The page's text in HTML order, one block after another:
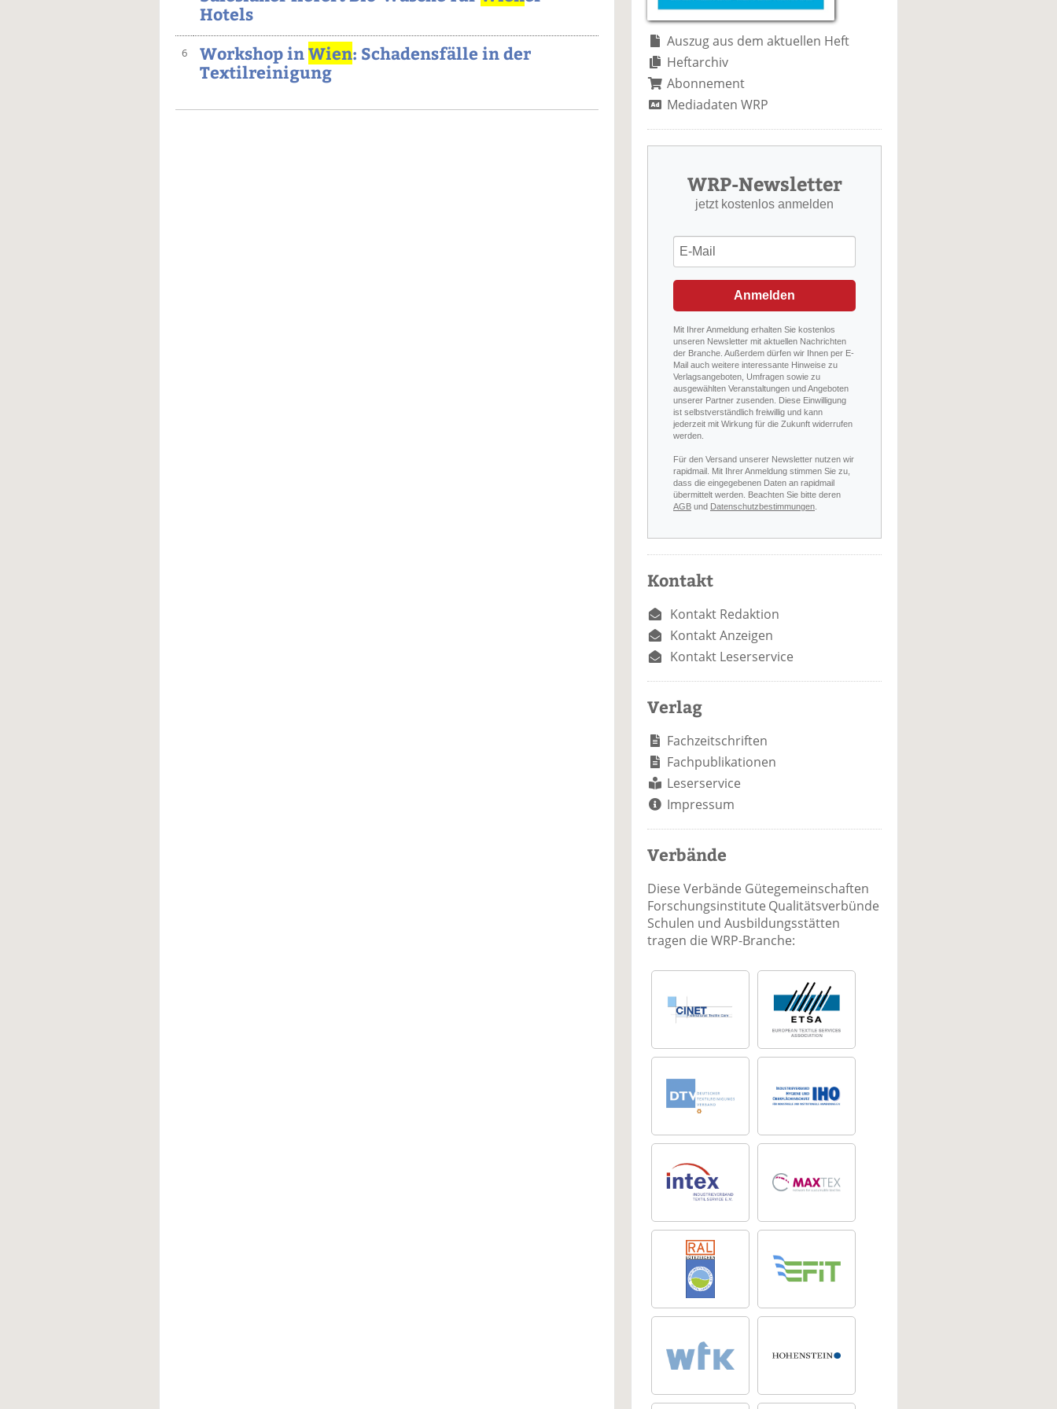
Hotels
6 Workshop inWien: Schadensfälle in der
Textilreinigung
Auszug aus dem aktuellen Heft
Heftarchiv
Abonnement
Mediadaten WRP
WRP-Newsletter
jetzt kostenlos anmelden
Anmelden
Mit Ihrer Anmeldung erhalten Sie kostenlos
unseren Newsletter mit aktuellen Nachrichten
der Branche. Außerdem dürfen wir Ihnen per E-
Mail auch weitere interessante Hinweise zu
Verlagsangeboten, Umfragen sowie zu
ausgewählten Veranstaltungen und Angeboten
unserer Partner zusenden. Diese Einwilligung
ist selbstverständlich freiwillig und kann
jederzeit mit Wirkung für die Zukunft widerrufen
werden.
Für den Versand unserer Newsletter nutzen wir
rapidmail. Mit Ihrer Anmeldung stimmen Sie zu,
dass die eingegebenen Daten an rapidmail
übermittelt werden. Beachten Sie bitte deren
AGB und Datenschutzbestimmungen
Kontakt
Kontakt Redaktion
Kontakt Anzeigen
Kontakt Leserservice
Verlag
Fachzeitschriften
Fachpublikationen
Leserservice
Impressum
Verbände
Diese Verbände Gütegemeinschaften
Forschungsinstitute Qualitätsverbünde
Schulen und Ausbildungsstätten
tragen die WRP-Branche: